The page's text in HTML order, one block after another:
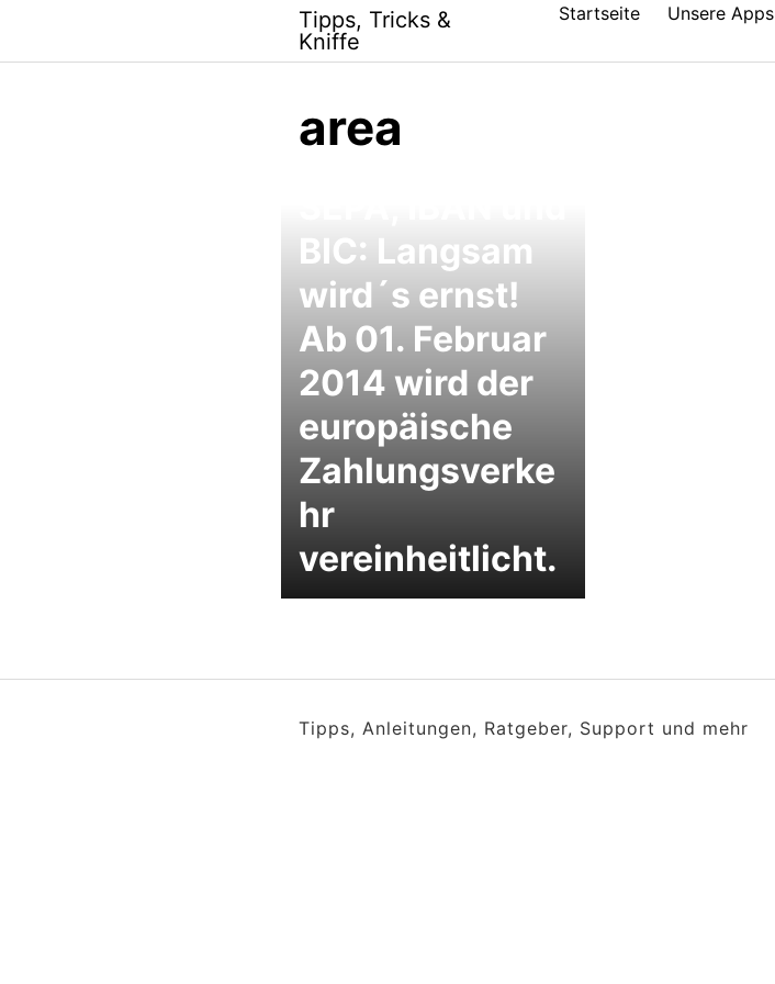
content
Tipps, Tricks &
Kniffe
Startseite Unsere Apps
area
BIC: Langsam
wird´s ernst!
Ab 01. Februar
2014 wird der
europäische
Zahlungsverke
hr
vereinheitlicht.
Tipps, Anleitungen, Ratgeber, Support und mehr